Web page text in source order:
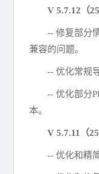
V 5.7.12（
-- 修复部分
兼容的问题。
-- 优化常规
-- 优化部分
本。
V 5.7.11（
-- 优化和精